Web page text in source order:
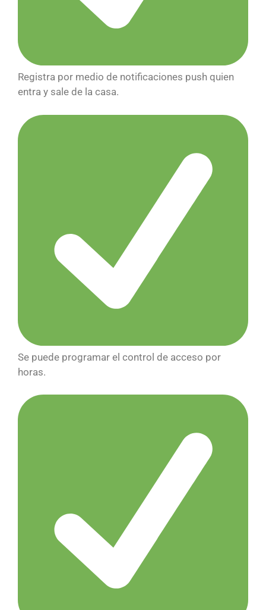
Registra por medio de notificaciones push quien
entra y sale de la casa.
Se puede programar el control de acceso por
horas.